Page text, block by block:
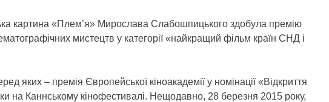
картина «Плем’я» Мирослава Слабошпицького здобула премію
мистецтв у категорії «найкращий фільм країн СНД і
яких – премія Європейської кіноакадемії у номінації «Відкриття
на Каннському кінофестивалі. Нещодавно, 28 березня 2015 року,